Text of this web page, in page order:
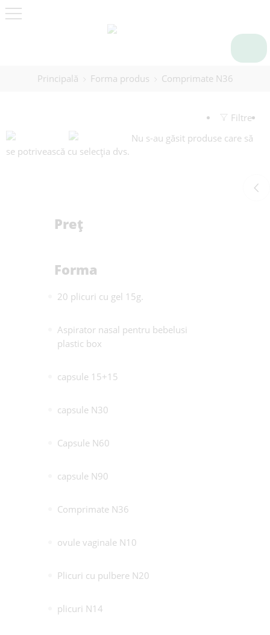
Principală Forma produs Comprimate N36
Filtre
Nu s-au găsit produse care să
se potrivească cu selecția dvs.
Preț
Forma
20 plicuri cu gel 15g.
Aspirator nasal pentru bebelusi
plastic box
capsule 15+15
capsule N30
Capsule N60
capsule N90
Comprimate N36
ovule vaginale N10
Plicuri cu pulbere N20
plicuri N14